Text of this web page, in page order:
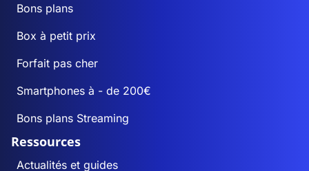
Bons plans
Box à petit prix
Forfait pas cher
Smartphones à - de 200€
Bons plans Streaming
Ressources
Actualités et guides